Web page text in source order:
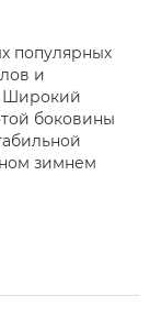
популярных
и
Широкий
боковины
зимнем
посадочный